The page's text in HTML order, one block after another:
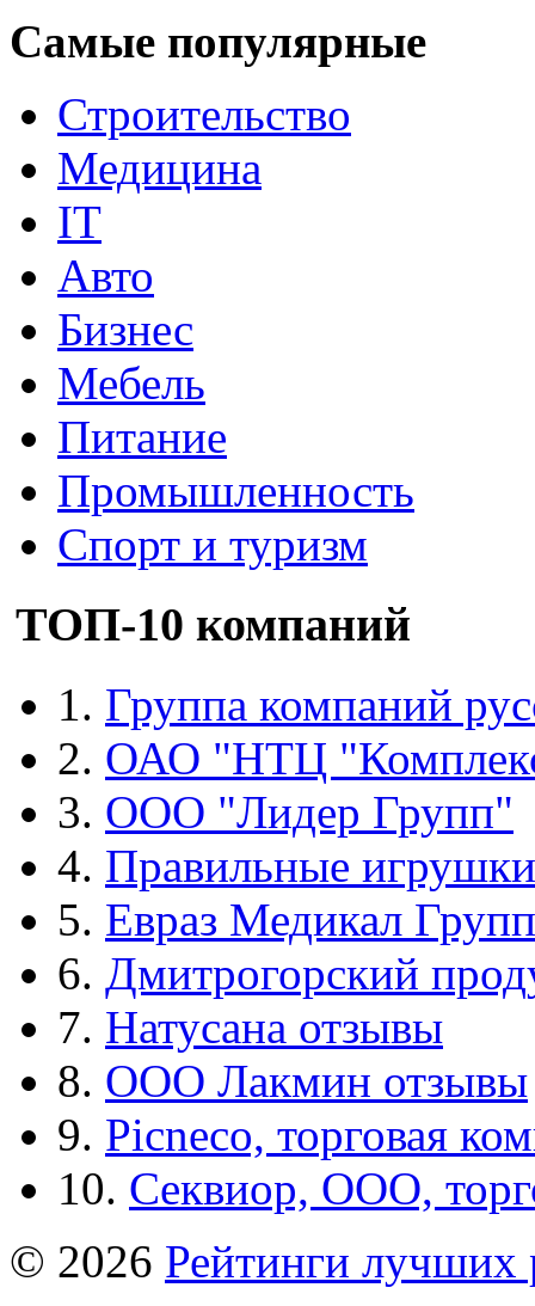
Самые популярные
Строительство
Медицина
IT
Авто
Бизнес
Мебель
Питание
Промышленность
Спорт и туризм
ТОП-10 компаний
1. Группа компаний
2. ОАО "НТЦ
3. ООО "Лидер Групп"
4. Правильные игрушки
5. Евраз Медикал Групп
6. Дмитрогорский
7. Натусана отзывы
8. ООО Лакмин отзывы
9. Picneco, торговая
10. Секвиор, ООО,
© 2026 Рейтинги лучших